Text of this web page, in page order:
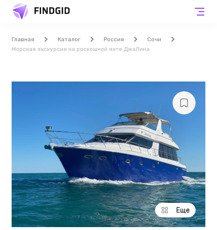
Главная Каталог Россия
Сочи
Морская экскурсия на роскошной яхте ДжаЛина
Еще